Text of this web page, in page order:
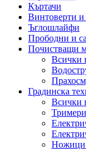
Къртачи
Винтоверти и
Ъглошлайфи
Прободни и
Почистващи
Всички
Градинска
Всички
Тримери
Ножици